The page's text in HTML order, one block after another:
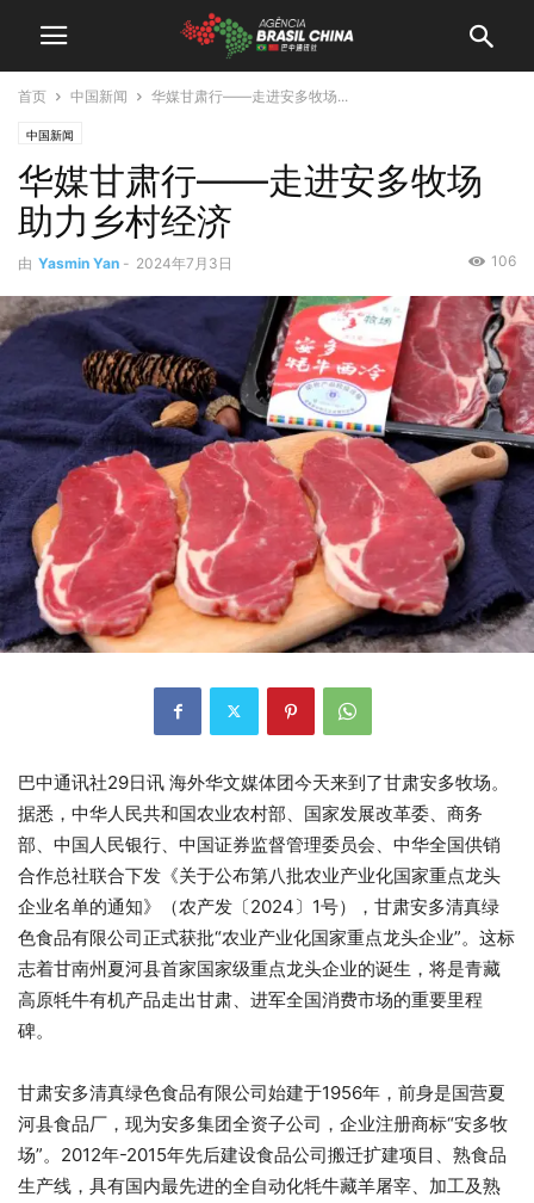
首页 中国新闻 华媒甘肃行——走进安多牧场...
中国新闻
华媒甘肃行——走进安多牧场
助力乡村经济
由 Yasmin Yan - 2024年7月3日 106
巴中通讯社29日讯 海外华文媒体团今天来到了甘肃安多牧场。
据悉，中华人民共和国农业农村部、国家发展改革委、商务
部、中国人民银行、中国证券监督管理委员会、中华全国供销
合作总社联合下发《关于公布第八批农业产业化国家重点龙头
企业名单的通知》（农产发〔2024〕1号），甘肃安多清真绿
色食品有限公司正式获批“农业产业化国家重点龙头企业”。这标
志着甘南州夏河县首家国家级重点龙头企业的诞生，将是青藏
高原牦牛有机产品走出甘肃、进军全国消费市场的重要里程
碑。
甘肃安多清真绿色食品有限公司始建于1956年，前身是国营夏
河县食品厂，现为安多集团全资子公司，企业注册商标“安多牧
场”。2012年-2015年先后建设食品公司搬迁扩建项目、熟食品
生产线，具有国内最先进的全自动化牦牛藏羊屠宰、加工及熟